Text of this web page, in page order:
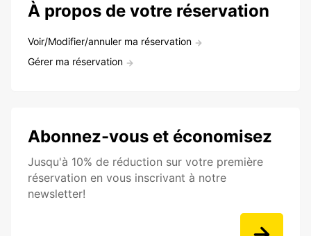
À propos de votre réservation
Voir/Modifier/annuler ma réservation
Gérer ma réservation
Abonnez-vous et économisez
Jusqu'à 10% de réduction sur votre première
réservation en vous inscrivant à notre
newsletter!